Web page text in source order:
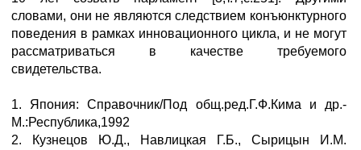
словами, они не являются следствием конъюнктурного
поведения в рамках инновационного цикла, и не могут
рассматриваться в качестве требуемого
свидетельства.
1. Япония: Справочник/Под общ.ред.Г.Ф.Кима и др.-
М.:Республика,1992
2. Кузнецов Ю.Д., Навлицкая Г.Б., Сырицын И.М.